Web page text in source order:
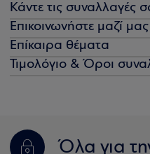
Κάντε τις συναλλαγές
Επικοινωνήστε μαζί μας
Επίκαιρα θέματα
Τιμολόγιο & Όροι
Όλα για